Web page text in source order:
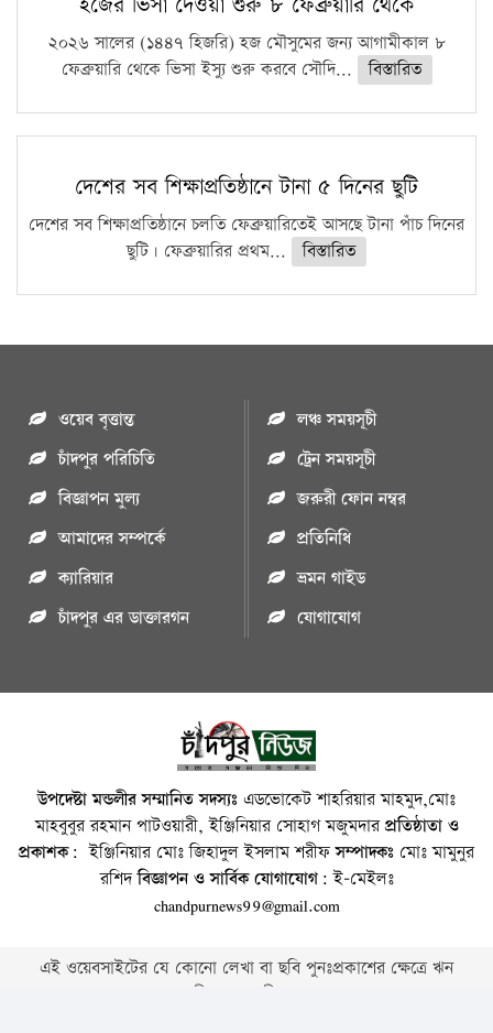
২০২৬ সালের (১৪৪৭ হিজরি) হজ মৌসুমের জন্য আগামীকাল ৮
ফেব্রুয়ারি থেকে ভিসা ইস্যু শুরু করবে সৌদি...
বিস্তারিত
দেশের সব শিক্ষাপ্রতিষ্ঠানে টানা ৫ দিনের ছুটি
দেশের সব শিক্ষাপ্রতিষ্ঠানে চলতি ফেব্রুয়ারিতেই আসছে টানা পাঁচ দিনের
ছুটি। ফেব্রুয়ারির প্রথম...
বিস্তারিত
ওয়েব বৃত্তান্ত
চাঁদপুর পরিচিতি
বিজ্ঞাপন মুল্য
আমাদের সম্পর্কে
ক্যারিয়ার
চাঁদপুর এর ডাক্তারগন
লঞ্চ সময়সূচী
ট্রেন সময়সূচী
জরুরী ফোন নম্বর
প্রতিনিধি
ভ্রমন গাইড
যোগাযোগ
উপদেষ্টা মন্ডলীর সম্মানিত সদস্যঃ এডভোকেট শাহরিয়ার মাহমুদ,মোঃ
মাহবুবুর রহমান পাটওয়ারী, ইঞ্জিনিয়ার সোহাগ মজুমদারপ্রতিষ্ঠাতা ও
প্রকাশক: ইঞ্জিনিয়ার মোঃ জিহাদুল ইসলাম শরীফসম্পাদকঃ মোঃ মামুনুর
রশিদবিজ্ঞাপন ও সার্বিক যোগাযোগ: ই-মেইলঃ
chandpurnews99@gmail.com
এই ওয়েবসাইটের যে কোনো লেখা বা ছবি পুনঃপ্রকাশের ক্ষেত্রে ঋন
স্বীকার বাঞ্চনীয় ।